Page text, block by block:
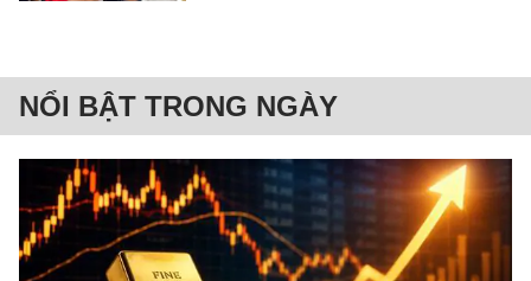
NỔI BẬT TRONG NGÀY